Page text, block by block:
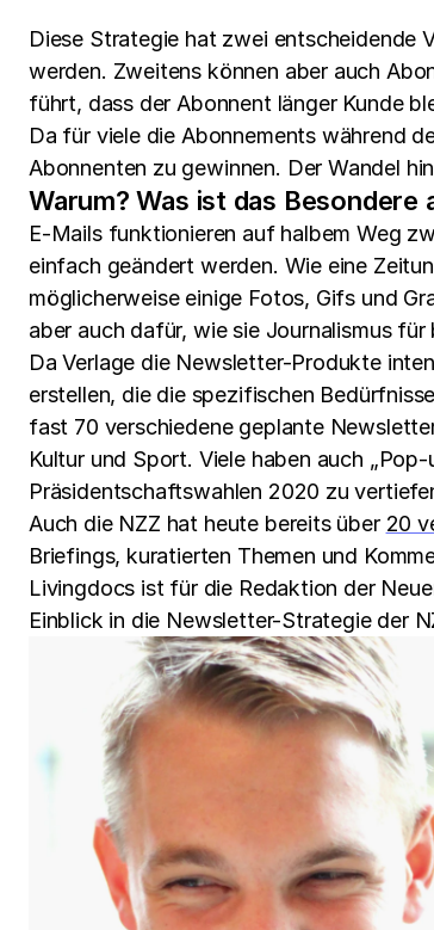
Diese Strategie hat zwei entscheidende
werden. Zweitens können aber auch
führt, dass der Abonnent länger Kunde
Da für viele die Abonnements während
Abonnenten zu gewinnen. Der Wandel
Warum? Was ist das
E-Mails funktionieren auf halbem Weg
einfach geändert werden. Wie eine
möglicherweise einige Fotos, Gifs und
aber auch dafür, wie sie Journalismus
Da Verlage die Newsletter-Produkte
erstellen, die die spezifischen
fast 70 verschiedene geplante
Kultur und Sport. Viele haben auch
Präsidentschaftswahlen 2020 zu
Auch die NZZ hat heute bereits über 20
Briefings, kuratierten Themen und
Livingdocs ist für die Redaktion der
Einblick in die Newsletter-Strategie der